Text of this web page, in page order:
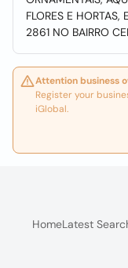
FLORES E
2861 NO BAIRRO
Attention business
Register your
iGlobal.
HomeLatest